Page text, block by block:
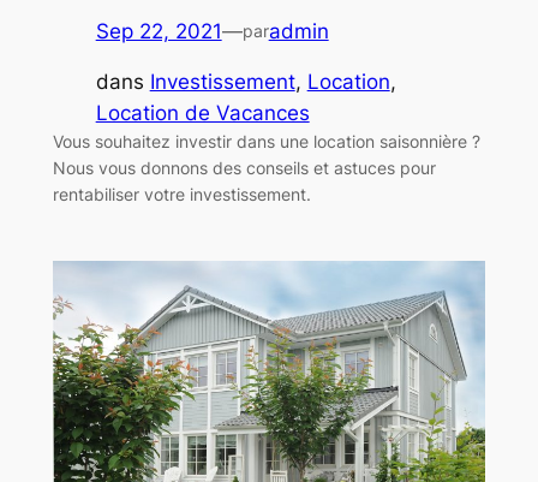
Sep 22, 2021—paradmin
dans Investissement, Location
Location de Vacances
Vous souhaitez investir dans une location saisonnière ?
Nous vous donnons des conseils et astuces pour
rentabiliser votre investissement.